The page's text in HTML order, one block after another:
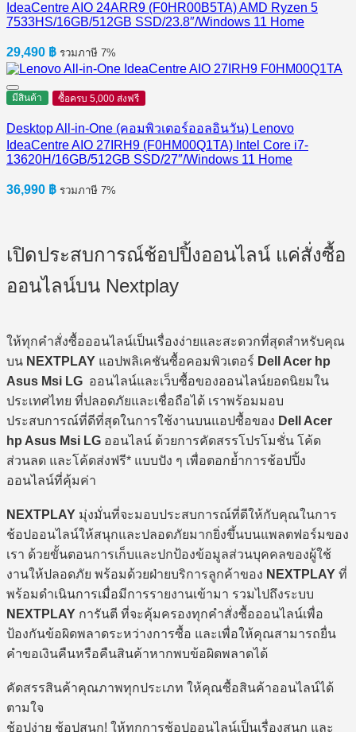
IdeaCentre AIO 24ARR9 (F0HR00B5TA) AMD Ryzen 5
7533HS/16GB/512GB SSD/23.8″/Windows 11 Home
29,490 ฿ รวมภาษี 7%
มีสินค้า ซื้อครบ 5,000 ส่งฟรี
Desktop All-in-One (คอมพิวเตอร์ออลอินวัน) Lenovo
IdeaCentre AIO 27IRH9 (F0HM00Q1TA) Intel Core i7-
13620H/16GB/512GB SSD/27″/Windows 11 Home
36,990 ฿ รวมภาษี 7%
เปิดประสบการณ์ช้อปปิ้งออนไลน์ แค่สั่งซื้อ
ออนไลน์บน Nextplay
ให้ทุกคำสั่งซื้อออนไลน์เป็นเรื่องง่ายและสะดวกที่สุดสำหรับคุณ
บน NEXTPLAY แอปพลิเคชันซื้อคอมพิวเตอร์ Dell Acer hp
Asus Msi LG ออนไลน์และเว็บซื้อของออนไลน์ยอดนิยมใน
ประเทศไทย ที่ปลอดภัยและเชื่อถือได้ เราพร้อมมอบ
ประสบการณ์ที่ดีที่สุดในการใช้งานบนแอปซื้อของ Dell Acer
hp Asus Msi LG ออนไลน์ ด้วยการคัดสรรโปรโมชั่น โค้ด
ส่วนลด และโค้ดส่งฟรี* แบบปัง ๆ เพื่อตอกย้ำการช้อปปิ้ง
ออนไลน์ที่คุ้มค่า
NEXTPLAY มุ่งมั่นที่จะมอบประสบการณ์ที่ดีให้กับคุณในการ
ช้อปออนไลน์ให้สนุกและปลอดภัยมากยิ่งขึ้นบนแพลตฟอร์มของ
เรา ด้วยขั้นตอนการเก็บและปกป้องข้อมูลส่วนบุคคลของผู้ใช้
งานให้ปลอดภัย พร้อมด้วยฝ่ายบริการลูกค้าของ NEXTPLAY ที่
พร้อมดำเนินการเมื่อมีการรายงานเข้ามา รวมไปถึงระบบ
NEXTPLAY การันตี ที่จะคุ้มครองทุกคำสั่งซื้อออนไลน์เพื่อ
ป้องกันข้อผิดพลาดระหว่างการซื้อ และเพื่อให้คุณสามารถยื่น
คำขอเงินคืนหรือคืนสินค้าหากพบข้อผิดพลาดได้
คัดสรรสินค้าคุณภาพทุกประเภท ให้คุณซื้อสินค้าออนไลน์ได้
ตามใจ
ช้อปง่าย ช้อปสนุก! ให้ทุกการช้อปออนไลน์เป็นเรื่องสนุก และ